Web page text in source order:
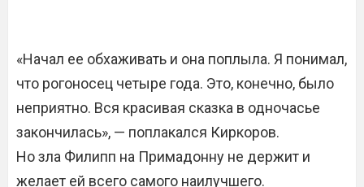
«Начал ее обхаживать и она поплыла. Я понимал,
что рогоносец четыре года. Это, конечно, было
неприятно. Вся красивая сказка в одночасье
закончилась», — поплакался Киркоров.
Но зла Филипп на Примадонну не держит и
желает ей всего самого наилучшего.